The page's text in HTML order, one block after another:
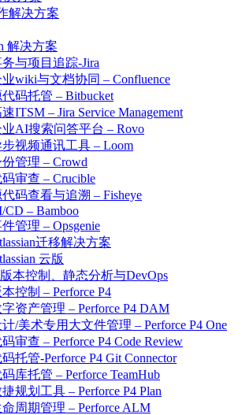
解决方案
解决方案
与项目追踪-Jira
wiki与文档协同 – Confluence
码托管 – Bitbucket
ITSM – Jira Service Management
业AI搜索问答平台 – Rovo
视频通讯工具 – Loom
管理 – Crowd
审查 – Crucible
码查看与追溯 – Fisheye
CD – Bamboo
管理 – Opsgenie
迁移解决方案
云版
版本控制、静态分析与DevOps
控制 – Perforce P4
资产管理 – Perforce P4 DAM
/美术专用大文件管理 – Perforce P4 One
审查 – Perforce P4 Code Review
托管-Perforce P4 Git Connector
库托管 – Perforce TeamHub
规划工具 – Perforce P4 Plan
周期管理 – Perforce ALM